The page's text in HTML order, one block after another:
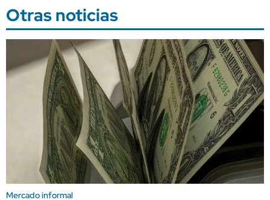
Otras noticias
Mercado informal